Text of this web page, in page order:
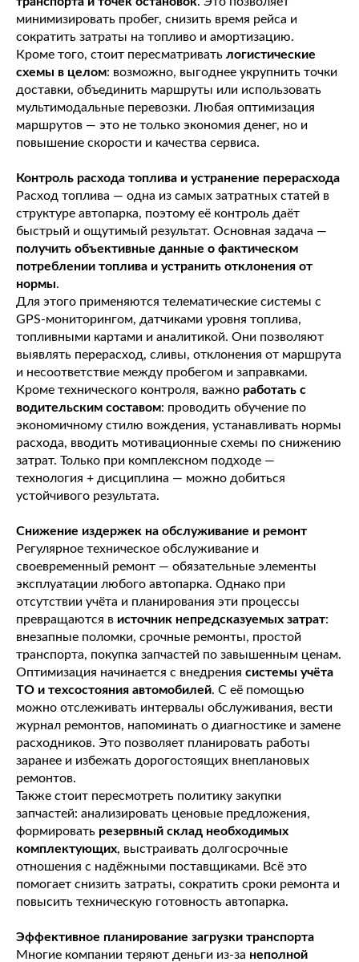
минимизировать пробег, снизить время рейса и
сократить затраты на топливо и амортизацию.
Кроме того, стоит пересматривать логистические
схемы в целом: возможно, выгоднее укрупнить точки
доставки, объединить маршруты или использовать
мультимодальные перевозки. Любая оптимизация
маршрутов — это не только экономия денег, но и
повышение скорости и качества сервиса.
Контроль расхода топлива и устранение перерасхода
Расход топлива — одна из самых затратных статей в
структуре автопарка, поэтому её контроль даёт
быстрый и ощутимый результат. Основная задача —
получить объективные данные о фактическом
потреблении топлива и устранить отклонения от
нормы.
Для этого применяются телематические системы с
GPS-мониторингом, датчиками уровня топлива,
топливными картами и аналитикой. Они позволяют
выявлять перерасход, сливы, отклонения от маршрута
и несоответствие между пробегом и заправками.
Кроме технического контроля, важно работать с
водительским составом: проводить обучение по
экономичному стилю вождения, устанавливать нормы
расхода, вводить мотивационные схемы по снижению
затрат. Только при комплексном подходе —
технология + дисциплина — можно добиться
устойчивого результата.
Снижение издержек на обслуживание и ремонт
Регулярное техническое обслуживание и
своевременный ремонт — обязательные элементы
эксплуатации любого автопарка. Однако при
отсутствии учёта и планирования эти процессы
превращаются в источник непредсказуемых затрат:
внезапные поломки, срочные ремонты, простой
транспорта, покупка запчастей по завышенным ценам.
Оптимизация начинается с внедрения системы учёта
ТО и техсостояния автомобилей. С её помощью
можно отслеживать интервалы обслуживания, вести
журнал ремонтов, напоминать о диагностике и замене
расходников. Это позволяет планировать работы
заранее и избежать дорогостоящих внеплановых
ремонтов.
Также стоит пересмотреть политику закупки
запчастей: анализировать ценовые предложения,
формировать резервный склад необходимых
комплектующих, выстраивать долгосрочные
отношения с надёжными поставщиками. Всё это
помогает снизить затраты, сократить сроки ремонта и
повысить техническую готовность автопарка.
Эффективное планирование загрузки транспорта
Многие компании теряют деньги из-за неполной